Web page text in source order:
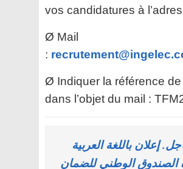
vos candidatures à
Ø Mail
:
Ø Indiquer la référence de
dans l’objet du mail :
إعلان باللغة العربية
الصندوق الوطني للضمان